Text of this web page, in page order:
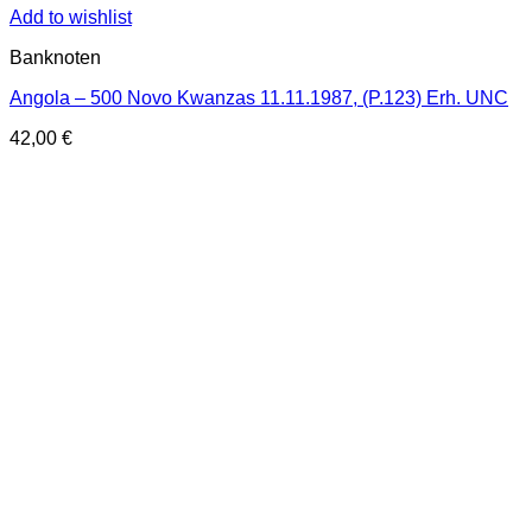
Add to wishlist
Banknoten
Angola – 500 Novo Kwanzas 11.11.1987, (P.123) Erh. UNC
42,00 €